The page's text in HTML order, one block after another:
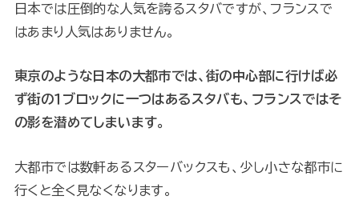
日本では圧倒的な人気を誇るスタバですが、フランスで
はあまり人気はありません。
東京のような日本の大都市では、街の中心部に行けば必
ず街の１ブロックに一つはあるスタバも、フランスではそ
の影を潜めてしまいます。
大都市では数軒あるスターバックスも、少し小さな都市に
行くと全く見なくなります。